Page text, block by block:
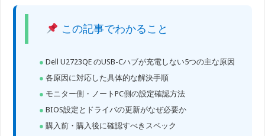
この記事でわかること
Dell U2723QE のUSB-Cハブが充電しない5つの主な原因
各原因に対応した具体的な解決手順
モニター側・ノートPC側の設定確認方法
BIOS設定とドライバの更新がなぜ必要か
購入前・購入後に確認すべきスペック